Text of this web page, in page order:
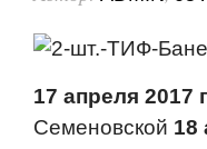
17 апреля 2017
Семеновской 18